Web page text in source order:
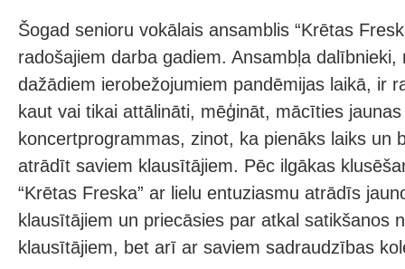
Šogad senioru vokālais ansamblis “Krētas
radošajiem darba gadiem. Ansambļa dalībnieki,
dažādiem ierobežojumiem pandēmijas laikā, ir
kaut vai tikai attālināti, mēģināt, mācīties
koncertprogrammas, zinot, ka pienāks laiks un
atrādīt saviem klausītājiem. Pēc ilgākas
“Krētas Freska” ar lielu entuziasmu atrādīs
klausītājiem un priecāsies par atkal satikšanos
klausītājiem, bet arī ar saviem sadraudzības